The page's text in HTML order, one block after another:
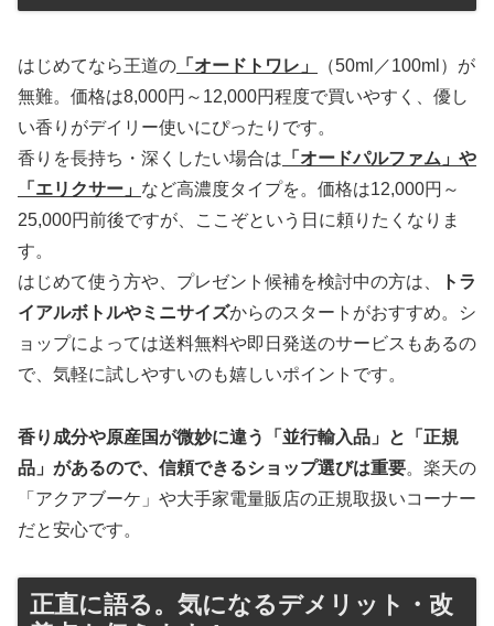
はじめてなら王道の 「オードトワレ」
（50ml／100ml）が
無難。価格は8,000円～12,000円程度で買いやすく、優し
い香りがデイリー使いにぴったりです。
香りを長持ち・深くしたい場合は 「オードパルファム」や
「エリクサー」 など高濃度タイプを。価格は12,000円～
25,000円前後ですが、ここぞという日に頼りたくなりま
す。
はじめて使う方や、プレゼント候補を検討中の方は、
トラ
イアルボトルやミニサイズからのスタートがおすすめ。シ
ョップによっては送料無料や即日発送のサービスもあるの
で、気軽に試しやすいのも嬉しいポイントです。
香り成分や原産国が微妙に違う「並行輸入品」と「正規
品」があるので、信頼できるショップ選びは重要。楽天の
「アクアブーケ」や大手家電量販店の正規取扱いコーナー
だと安心です。
正直に語る。気になるデメリット・改